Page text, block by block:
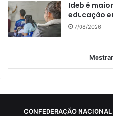
Ideb é
educação
7/08/2026
CONFEDERAÇÃO